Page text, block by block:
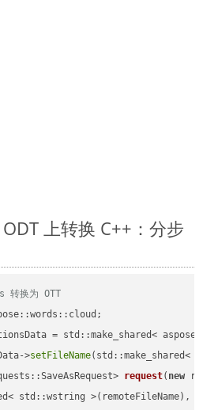
上转换 C++：分步
转换为 OTT
= std::make_shared<
>setFileName(std::make_shared<
request( new
std::wstring >(remoteFileName),